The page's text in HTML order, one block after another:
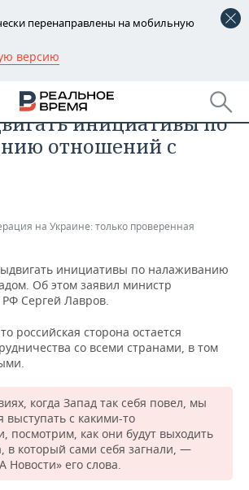
перенаправлены на мобильную
версию
ДОХОДАХ
ПФО
что Россия не
инициативы по
отношений с
на Украине: только проверенная
инициативы по налаживанию
Об этом заявил министр
Сергей Лавров.
российская сторона остается
со всеми странами, в том
когда Запад так себя повел, мы
выступать с какими-то
посмотрим, как они будут выходить
в который сами себя загнали, —
Новости» его слова.